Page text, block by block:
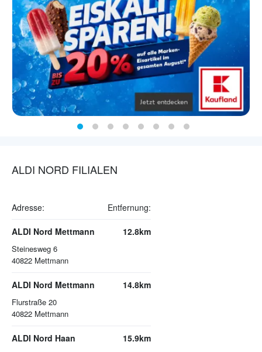
ALDI NORD FILIALEN
Adresse: Entfernung:
ALDI Nord Mettmann
Steinesweg 6
40822 Mettmann
12.8km
ALDI Nord Mettmann
Flurstraße 20
40822 Mettmann
14.8km
ALDI Nord Haan 15.9km